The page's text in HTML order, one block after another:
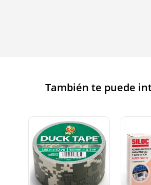
También te puede